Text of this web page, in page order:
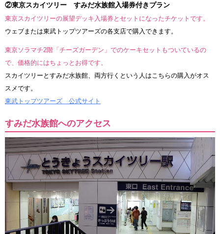
②東京スカイツリー すみだ水族館入場券付きプラン
東京スカイツリーの展望デッキ入場券とセットになったチケットです。
ウェブまたは東武トップツアーズの各支店で購入できます。
東京ソラマチ2階「チーズガーデン」でのケーキセットもついているの
で、価格的にはちょっとお得です。
スカイツリーとすみだ水族館、両方行くという人はこちらの購入がオス
スメです。
東武トップツアーズ 公式サイト
すみだ水族館へのアクセス